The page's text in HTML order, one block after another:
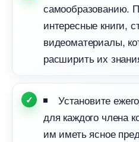
самообразованию.
интересные книги,
идеоматериалы,
расширить их
Установите
для каждого члена
им иметь ясное